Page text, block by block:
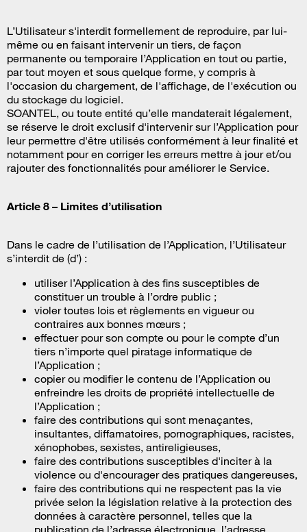
L’Utilisateur s'interdit formellement de reproduire, par lui-
même ou en faisant intervenir un tiers, de façon
permanente ou temporaire l’Application en tout ou partie,
par tout moyen et sous quelque forme, y compris à
l'occasion du chargement, de l'affichage, de l'exécution ou
du stockage du logiciel.
SOANTEL, ou toute entité qu’elle mandaterait légalement,
se réserve le droit exclusif d'intervenir sur l’Application pour
leur permettre d'être utilisés conformément à leur finalité et
notamment pour en corriger les erreurs mettre à jour et/ou
rajouter des fonctionnalités pour améliorer le Service.
Article 8 – Limites d’utilisation
Dans le cadre de l’utilisation de l’Application, l’Utilisateur
s’interdit de (d’) :
utiliser l’Application à des fins susceptibles de
constituer un trouble à l’ordre public ;
violer toutes lois et règlements en vigueur ou
contraires aux bonnes mœurs ;
effectuer pour son compte ou pour le compte d’un
tiers n’importe quel piratage informatique de
l’Application ;
copier ou modifier le contenu de l’Application ou
enfreindre les droits de propriété intellectuelle de
l’Application ;
faire des contributions qui sont menaçantes,
insultantes, diffamatoires, pornographiques, racistes,
xénophobes, sexistes, antireligieuses,
faire des contributions susceptibles d'inciter à la
violence ou d'encourager des pratiques dangereuses,
faire des contributions qui ne respectent pas la vie
privée selon la législation relative à la protection des
données à caractère personnel, telles que la
publication de l’adresse électronique, l’adresse